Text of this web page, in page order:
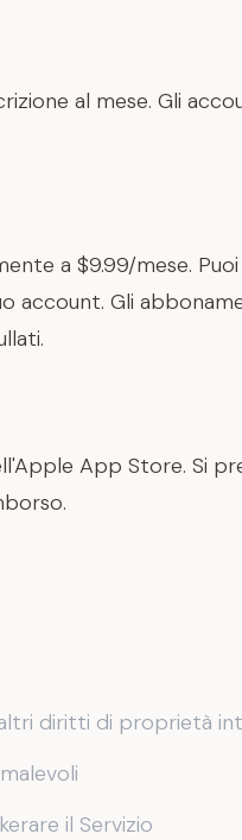
al mese. Gli
a $9.99/mese. Puoi
account. Gli
App Store. Si
diritti di proprietà
il Servizio